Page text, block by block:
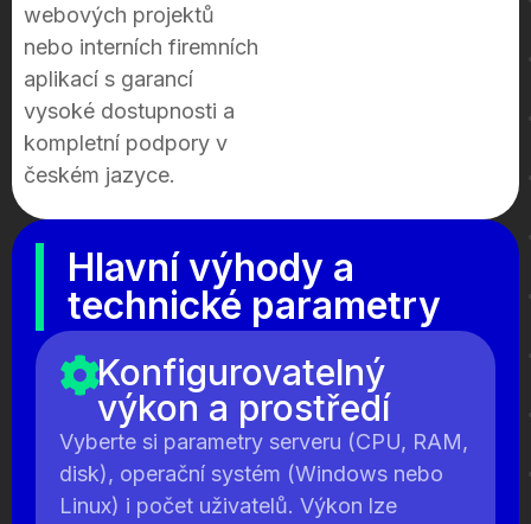
webových projektů
nebo interních firemních
aplikací s garancí
vysoké dostupnosti a
kompletní podpory v
českém jazyce.
Hlavní výhody a
technické parametry
Konfigurovatelný
výkon a prostředí
Vyberte si parametry serveru (CPU, RAM,
disk), operační systém (Windows nebo
Linux) i počet uživatelů. Výkon lze